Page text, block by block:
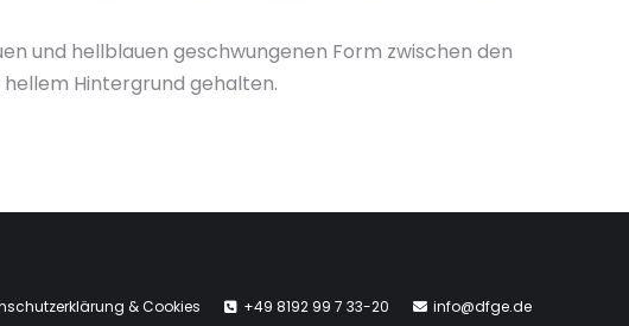
und hellblauen geschwungenen Form zwischen den
Hintergrund gehalten.
& Cookies +49 8192 99 7 33-20 info@dfge.de